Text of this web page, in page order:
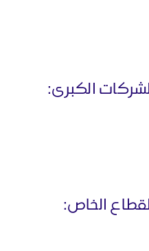
الكبرى:
الخاص: